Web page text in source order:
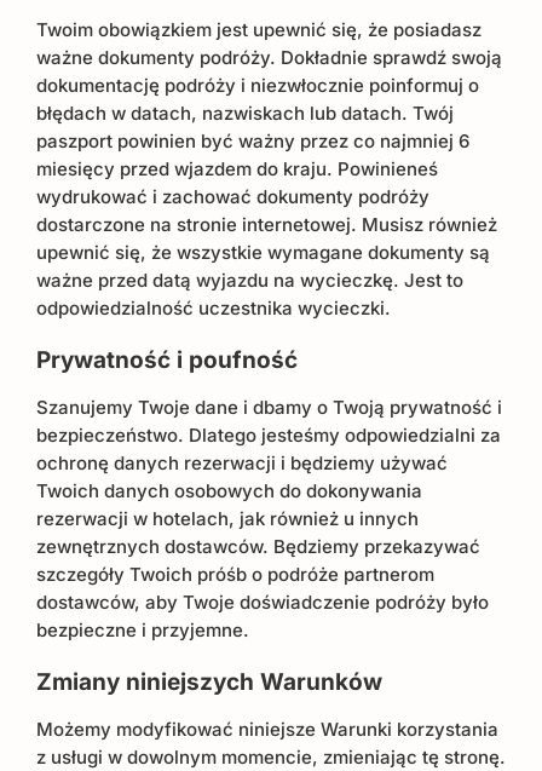
Twoim obowiązkiem jest upewnić się, że posiadasz
ważne dokumenty podróży. Dokładnie sprawdź swoją
dokumentację podróży i niezwłocznie poinformuj o
błędach w datach, nazwiskach lub datach. Twój
paszport powinien być ważny przez co najmniej 6
miesięcy przed wjazdem do kraju. Powinieneś
wydrukować i zachować dokumenty podróży
dostarczone na stronie internetowej. Musisz również
upewnić się, że wszystkie wymagane dokumenty są
ważne przed datą wyjazdu na wycieczkę. Jest to
odpowiedzialność uczestnika wycieczki.
Prywatność i poufność
Szanujemy Twoje dane i dbamy o Twoją prywatność i
bezpieczeństwo. Dlatego jesteśmy odpowiedzialni za
ochronę danych rezerwacji i będziemy używać
Twoich danych osobowych do dokonywania
rezerwacji w hotelach, jak również u innych
zewnętrznych dostawców. Będziemy przekazywać
szczegóły Twoich próśb o podróże partnerom
dostawców, aby Twoje doświadczenie podróży było
bezpieczne i przyjemne.
Zmiany niniejszych Warunków
Możemy modyfikować niniejsze Warunki korzystania
z usługi w dowolnym momencie, zmieniając tę ​​stronę.